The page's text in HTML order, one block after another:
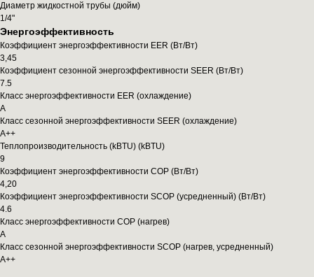
Диаметр жидкостной трубы (дюйм)
1/4"
Энергоэффективность
Коэффициент энергоэффективности EER (Вт/Вт)
3,45
Коэффициент сезонной энергоэффективности SEER (Вт/Вт)
7.5
Класс энергоэффективности EER (охлаждение)
A
Класс сезонной энергоэффективности SEER (охлаждение)
A++
Теплопроизводительность (kBTU) (kBTU)
9
Коэффициент энергоэффективности COP (Вт/Вт)
4,20
Коэффициент энергоэффективности SCOP (усредненный) (Вт/Вт)
4.6
Класс энергоэффективности COP (нагрев)
A
Класс сезонной энергоэффективности SCOP (нагрев, усредненный)
A++